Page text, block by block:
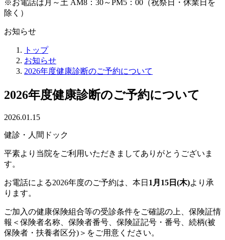
※お電話は月～土 AM8：30～PM5：00（祝祭日・休業日を
除く）
お知らせ
トップ
お知らせ
2026年度健康診断のご予約について
2026年度健康診断のご予約について
2026.01.15
健診・人間ドック
平素より当院をご利用いただきましてありがとうございま
す。
お電話による2026年度のご予約は、本日 1月15日(木)より承
ります。
ご加入の健康保険組合等の受診条件をご確認の上、保険証情
報＜保険者名称、保険者番号、保険証記号・番号、続柄(被
保険者・扶養者区分)＞をご用意ください。